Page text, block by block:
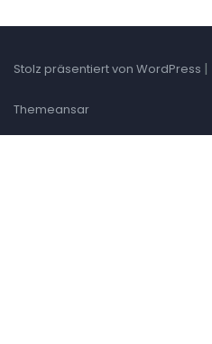
Stolz präsentiert von WordPress |
Themeansar